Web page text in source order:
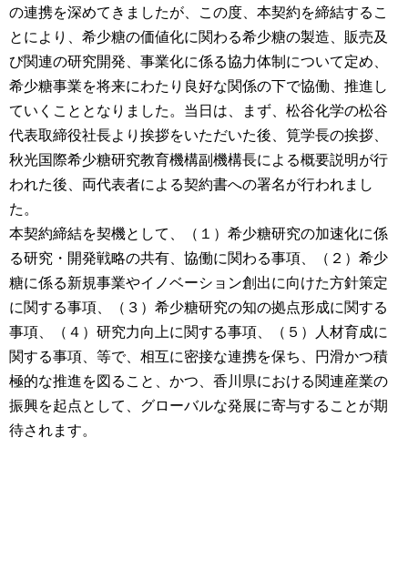
の連携を深めてきましたが、この度、本契約を締結するこ
とにより、希少糖の価値化に関わる希少糖の製造、販売及
び関連の研究開発、事業化に係る協力体制について定め、
希少糖事業を将来にわたり良好な関係の下で協働、推進し
ていくこととなりました。当日は、まず、松谷化学の松谷
代表取締役社長より挨拶をいただいた後、筧学長の挨拶、
秋光国際希少糖研究教育機構副機構長による概要説明が行
われた後、両代表者による契約書への署名が行われまし
た。
本契約締結を契機として、（１）希少糖研究の加速化に係
る研究・開発戦略の共有、協働に関わる事項、（２）希少
糖に係る新規事業やイノベーション創出に向けた方針策定
に関する事項、（３）希少糖研究の知の拠点形成に関する
事項、（４）研究力向上に関する事項、（５）人材育成に
関する事項、等で、相互に密接な連携を保ち、円滑かつ積
極的な推進を図ること、かつ、香川県における関連産業の
振興を起点として、グローバルな発展に寄与することが期
待されます。